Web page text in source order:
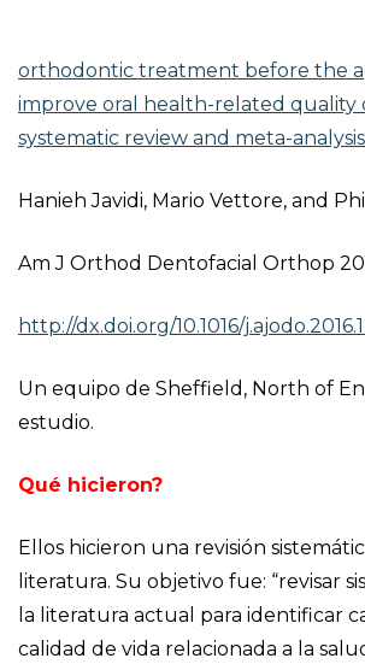
orthodontic treatment before the
improve oral health-related quality
systematic review and meta-
Hanieh Javidi, Mario Vettore, and
Am J Orthod Dentofacial Orthop
http://dx.doi.org/10.1016/
Un equipo de Sheffield, North of
estudio.
Qué hicieron?
Ellos hicieron una revisión
literatura. Su objetivo fue: “revisar
la literatura actual para identificar
calidad de vida relacionada a la